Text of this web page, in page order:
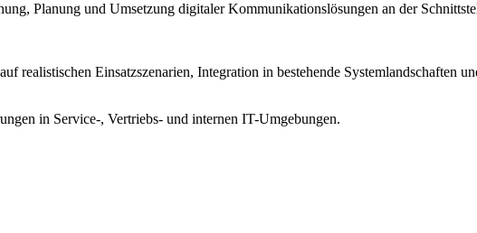
Planung und Umsetzung digitaler Kommunikationslösungen an der
realistischen Einsatzszenarien, Integration in bestehende Systemlandschaften
in Service-, Vertriebs- und internen IT-Umgebungen.